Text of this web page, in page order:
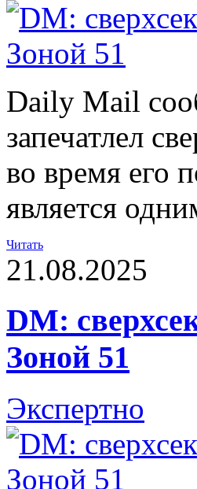
Daily Mail
запечатлел
во время его
является
Читать
21.08.2025
DM:
Зоной 51
Экспертно